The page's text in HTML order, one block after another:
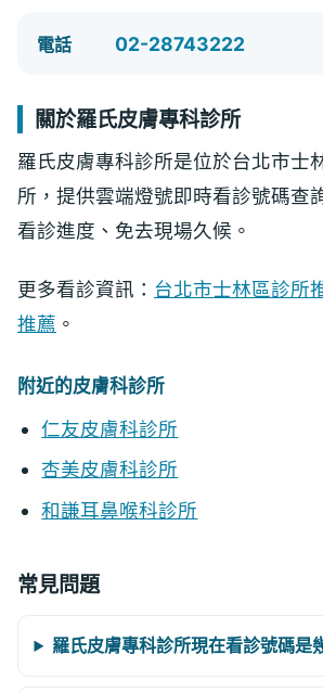
電話 02-28743222
關於羅氏皮膚專科診所
羅氏皮膚專科診所是位於台北市士
所，提供雲端燈號即時看診號碼查
看診進度、免去現場久候。
更多看診資訊： 台北市士林區診所
推薦 。
附近的皮膚科診所
仁友皮膚科診所
杏美皮膚科診所
和謙耳鼻喉科診所
常見問題
羅氏皮膚專科診所現在看診號碼是